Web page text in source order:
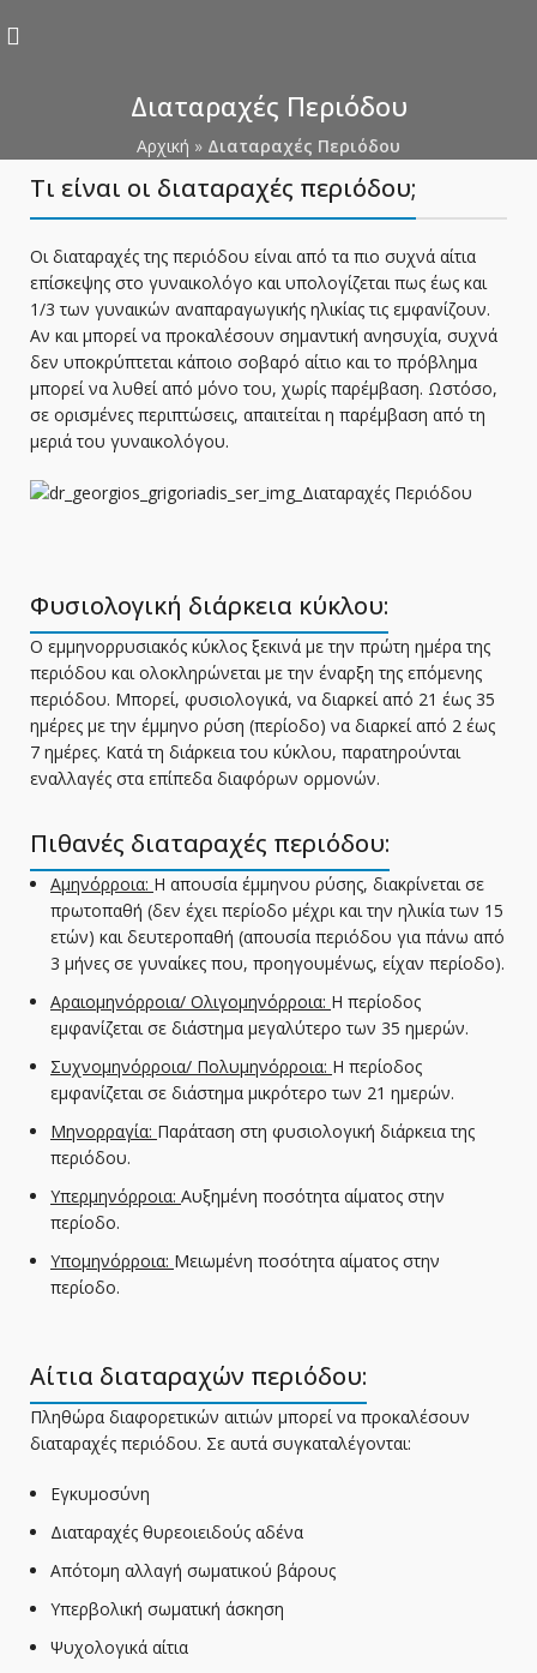
Διαταραχές Περιόδου
Αρχική » Διαταραχές Περιόδου
Τι είναι οι διαταραχές περιόδου;
Οι διαταραχές της περιόδου είναι από τα πιο συχνά αίτια
επίσκεψης στο γυναικολόγο και υπολογίζεται πως έως και
1/3 των γυναικών αναπαραγωγικής ηλικίας τις εμφανίζουν.
Αν και μπορεί να προκαλέσουν σημαντική ανησυχία, συχνά
δεν υποκρύπτεται κάποιο σοβαρό αίτιο και το πρόβλημα
μπορεί να λυθεί από μόνο του, χωρίς παρέμβαση. Ωστόσο,
σε ορισμένες περιπτώσεις, απαιτείται η παρέμβαση από τη
μεριά του γυναικολόγου.
Φυσιολογική διάρκεια κύκλου:
Ο εμμηνορρυσιακός κύκλος ξεκινά με την πρώτη ημέρα της
περιόδου και ολοκληρώνεται με την έναρξη της επόμενης
περιόδου. Μπορεί, φυσιολογικά, να διαρκεί από 21 έως 35
ημέρες με την έμμηνο ρύση (περίοδο) να διαρκεί από 2 έως
7 ημέρες. Κατά τη διάρκεια του κύκλου, παρατηρούνται
εναλλαγές στα επίπεδα διαφόρων ορμονών.
Πιθανές διαταραχές περιόδου:
Αμηνόρροια: Η απουσία έμμηνου ρύσης, διακρίνεται σε
πρωτοπαθή (δεν έχει περίοδο μέχρι και την ηλικία των 15
ετών) και δευτεροπαθή (απουσία περιόδου για πάνω από
3 μήνες σε γυναίκες που, προηγουμένως, είχαν περίοδο).
Αραιομηνόρροια/ Ολιγομηνόρροια: Η περίοδος
εμφανίζεται σε διάστημα μεγαλύτερο των 35 ημερών.
Συχνομηνόρροια/ Πολυμηνόρροια: Η περίοδος
εμφανίζεται σε διάστημα μικρότερο των 21 ημερών.
Μηνορραγία: Παράταση στη φυσιολογική διάρκεια της
περιόδου.
Υπερμηνόρροια: Αυξημένη ποσότητα αίματος στην
περίοδο.
Υπομηνόρροια: Μειωμένη ποσότητα αίματος στην
περίοδο.
Αίτια διαταραχών περιόδου:
Πληθώρα διαφορετικών αιτιών μπορεί να προκαλέσουν
διαταραχές περιόδου. Σε αυτά συγκαταλέγονται:
Εγκυμοσύνη
Διαταραχές θυρεοιειδούς αδένα
Απότομη αλλαγή σωματικού βάρους
Υπερβολική σωματική άσκηση
Ψυχολογικά αίτια